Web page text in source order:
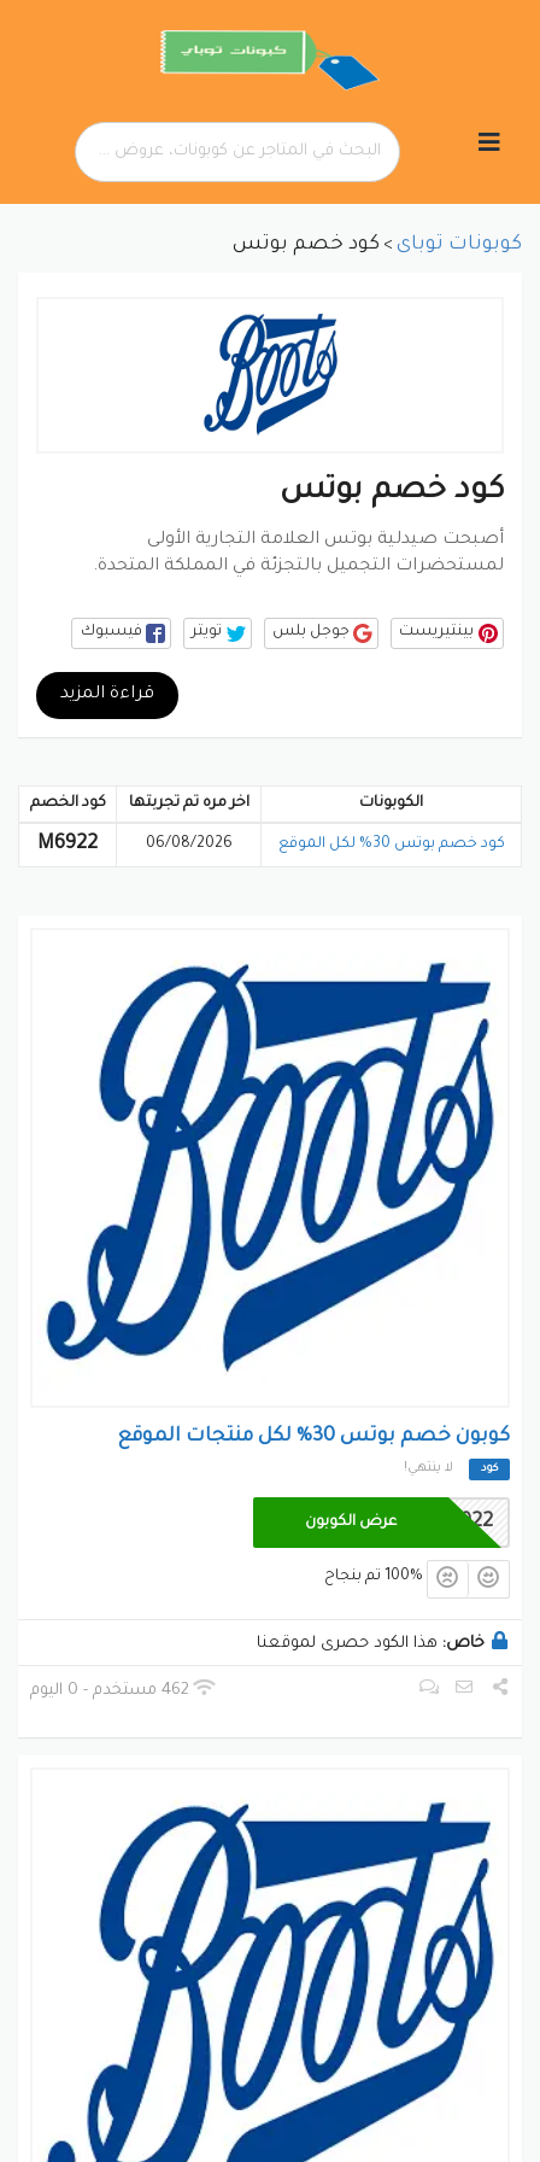
إلى
كوبونات توباى > كود خصم بوتس
قراءة المزيد
كود خصم بوتس
أصبحت صيدلية بوتس العلامة التجارية الأولى
لمستحضرات التجميل بالتجزئة في المملكة المتحدة.
فيسبوك تويتر جوجل بلس بينتيريست
الكوبونات اخر مره تم تجربتها كود الخصم
كود خصم بوتس 30% لكل الموقع 06/08/2026
M6922
كوبون خصم بوتس 30% لكل منتجات الموقع
كود لا ينتهي!
M6922 عرض الكوبون
100% تم بنجاح
خاص: هذا الكود حصرى لموقعنا
462 مستخدم - 0 اليوم